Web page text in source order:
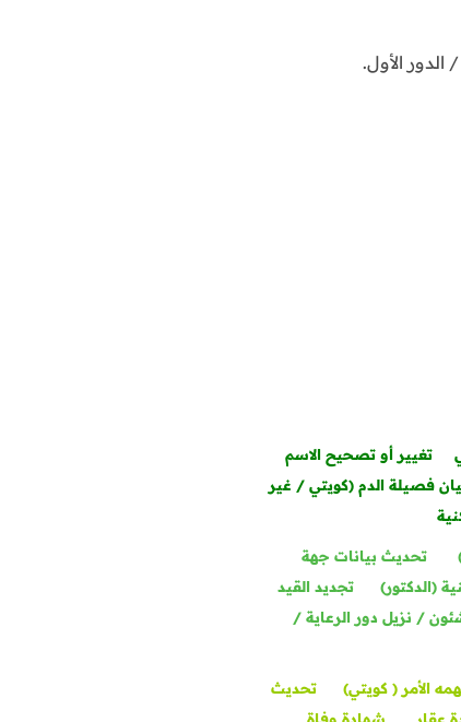
الأول.
تغيير أو تصحيح الاسم
فصيلة الدم (كويتي / غير
تحديث بيانات جهة
(الدكتور)
تجديد القيد
/ نزيل دور الرعاية /
الأمر ( كويتي)
تحديث
عقار
شهادة وفاة